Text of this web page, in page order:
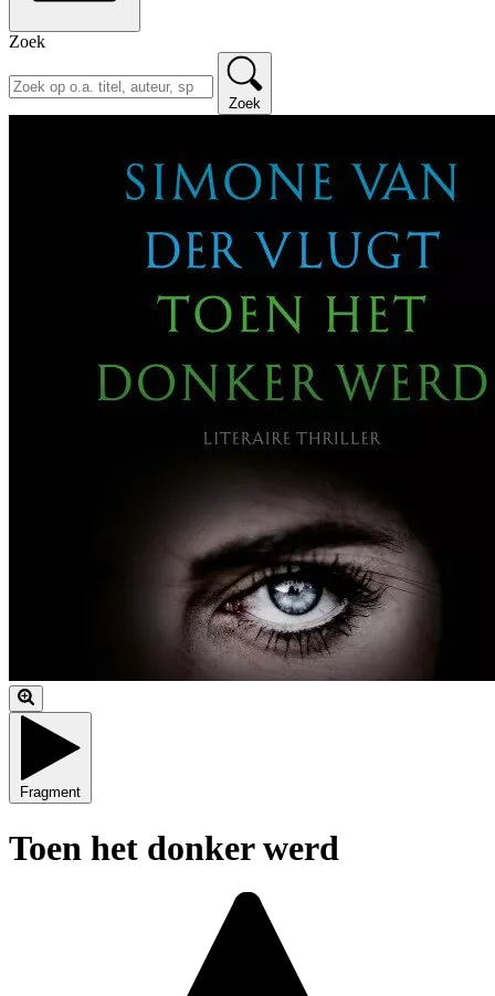
Zoek
Zoek
Fragment
Toen het donker werd